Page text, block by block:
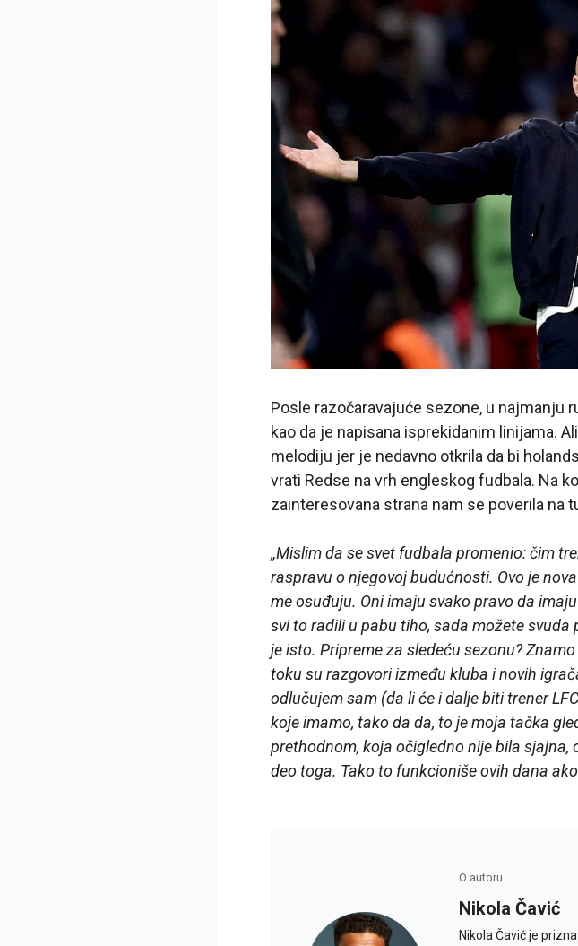
Posle razočaravajuće sezone, u najmanju
kao da je napisana isprekidanim linijama.
melodiju jer je nedavno otkrila da bi
vrati Redse na vrh engleskog fudbala. Na
zainteresovana strana nam se poverila na
„Mislim da se svet fudbala promenio: čim
raspravu o njegovoj budućnosti. Ovo je
me osuđuju. Oni imaju svako pravo da
svi to radili u pabu tiho, sada možete svuda
je isto. Pripreme za sledeću sezonu?
toku su razgovori između kluba i novih
odlučujem sam (da li će i dalje biti trener
koje imamo, tako da da, to je moja tačka
prethodnom, koja očigledno nije bila
deo toga. Tako to funkcioniše ovih dana
O autoru
Nikola Čavić
Nikola Čavić je